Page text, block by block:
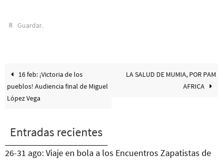
Guardar.
16 feb: ¡Victoria de los
pueblos! Audiencia final de Miguel
López Vega
LA SALUD DE MUMIA, POR PAM
AFRICA
Entradas recientes
26-31 ago: Viaje en bola a los Encuentros Zapatistas de